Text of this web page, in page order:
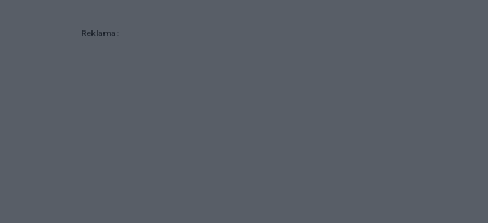
Reklama: